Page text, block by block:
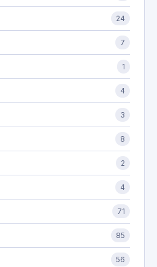
24
7
1
4
3
8
2
4
71
85
56